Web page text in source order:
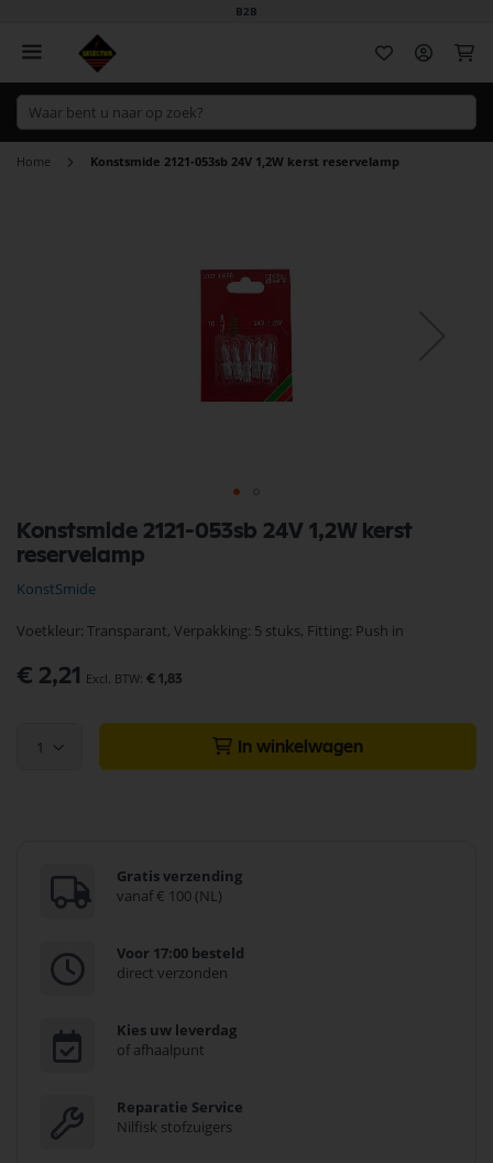
B2B
Home Konstsmide 2121-053sb 24V 1,2W kerst reservelamp
Konstsmide 2121-053sb 24V 1,2W kerst
reservelamp
KonstSmide
Voetkleur: Transparant, Verpakking: 5 stuks, Fitting: Push in
€ 2,21 € 1,83
1 In winkelwagen
Gratis verzending
vanaf € 100 (NL)
Voor 17:00 besteld
direct verzonden
Kies uw leverdag
of afhaalpunt
Reparatie Service
Nilfisk stofzuigers
naar
het
van
afbeeldingen-